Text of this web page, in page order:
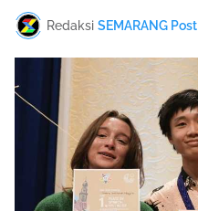
Redaksi SEMARANG Post